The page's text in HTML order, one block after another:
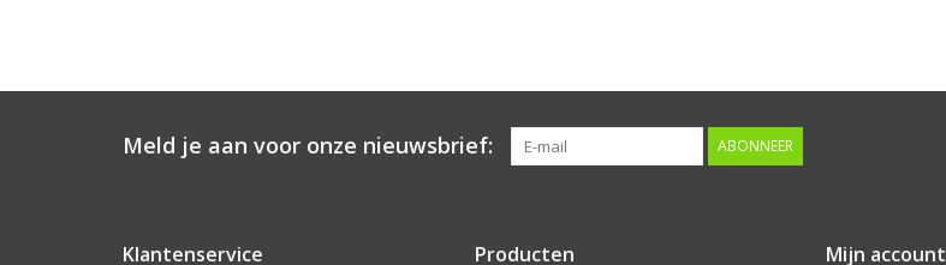
Meld je aan voor onze nieuwsbrief: ABONNEER
Klantenservice Producten Mijn account